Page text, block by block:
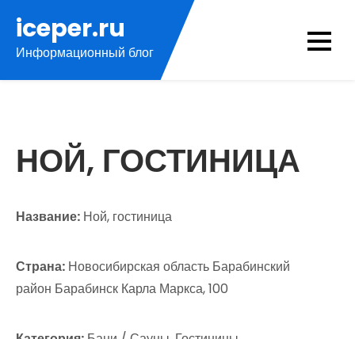
содержимому
iceper.ru
Информационный блог
НОЙ, ГОСТИНИЦА
Название: Ной, гостиница
Страна: Новосибирская область Барабинский
район Барабинск Карла Маркса, 100